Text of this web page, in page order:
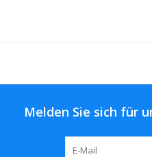
Melden Sie sich für